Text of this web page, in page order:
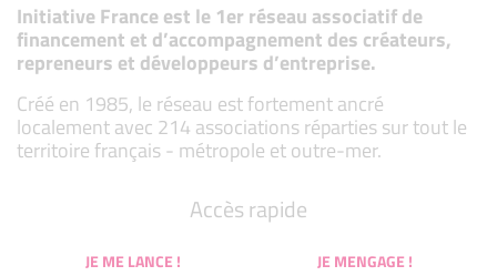
Initiative France est le 1er réseau associatif de
financement et d’accompagnement des créateurs,
repreneurs et développeurs d’entreprise.
Créé en 1985, le réseau est fortement ancré
localement avec 214 associations réparties sur tout le
territoire français - métropole et outre-mer.
Accès rapide
JE ME LANCE !
JE MENGAGE !